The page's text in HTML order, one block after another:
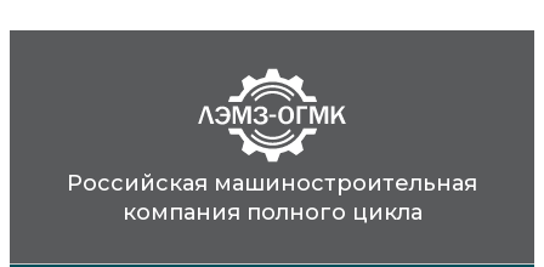
Российская машиностроительная
компания полного цикла